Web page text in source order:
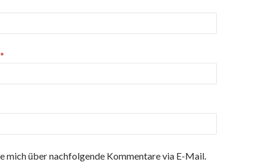
*
mich über nachfolgende Kommentare via E-Mail.